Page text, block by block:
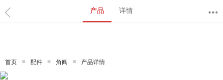
首页 ≡ 配件 ≡ 角阀 ≡ 产品详情
产品 详情